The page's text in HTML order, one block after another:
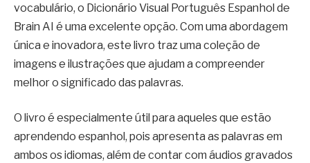
vocabulário, o Dicionário Visual Português Espanhol de
Brain AI é uma excelente opção. Com uma abordagem
única e inovadora, este livro traz uma coleção de
imagens e ilustrações que ajudam a compreender
melhor o significado das palavras.
O livro é especialmente útil para aqueles que estão
aprendendo espanhol, pois apresenta as palavras em
ambos os idiomas, além de contar com áudios gravados